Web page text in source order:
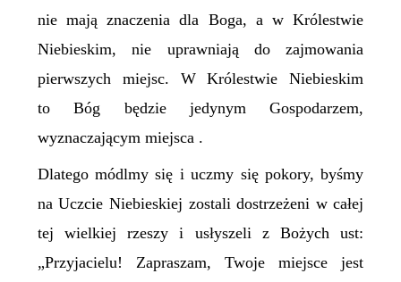
nie mają znaczenia dla Boga, a w Królestwie
Niebieskim, nie uprawniają do zajmowania
pierwszych miejsc. W Królestwie Niebieskim
to Bóg będzie jedynym Gospodarzem,
wyznaczającym miejsca .
Dlatego módlmy się i uczmy się pokory, byśmy
na Uczcie Niebieskiej zostali dostrzeżeni w całej
tej wielkiej rzeszy i usłyszeli z Bożych ust:
„Przyjacielu! Zapraszam, Twoje miejsce jest